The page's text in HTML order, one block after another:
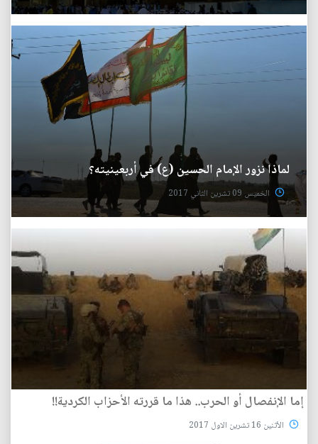
لماذا نزور الإمام الحسين (ع) في أربعينيته؟
الخميس 09 تشرين الثاني 2017
إما الإنفصال أو الحرب.. هذا ما قررته الأحزاب الكردية!!
الأثنين 16 تشرين الاول 2017